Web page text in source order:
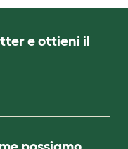
e ottieni il